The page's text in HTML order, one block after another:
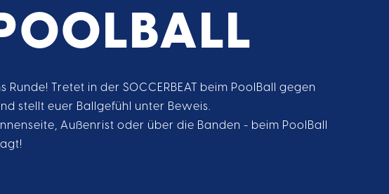
Runde! Tretet in der SOCCERBEAT beim PoolBall gegen
stellt euer Ballgefühl unter Beweis.
Außenrist oder über die Banden - beim PoolBall